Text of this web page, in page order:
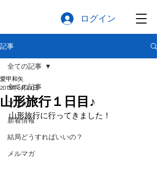
ログイン
記事
全ての記事
ブログ
新着情報
結局どうすればいいの？
メルマガ
全ての記事
山形旅行１日目♪
愛甲和矢
2015年6月21日
山形旅行に行ってきました！